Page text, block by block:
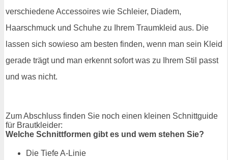
verschiedene Accessoires wie Schleier, Diadem,
Haarschmuck und Schuhe zu Ihrem Traumkleid aus. Die
lassen sich sowieso am besten finden, wenn man sein Kleid
gerade trägt und man erkennt sofort was zu Ihrem Stil passt
und was nicht.
Zum Abschluss finden Sie noch einen kleinen Schnittguide
für Brautkleider:
Welche Schnittformen gibt es und wem stehen Sie?
Die Tiefe A-Linie